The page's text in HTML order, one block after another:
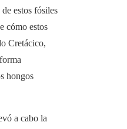
estos fósiles
cómo estos
Cretácico,
hongos
a cabo la